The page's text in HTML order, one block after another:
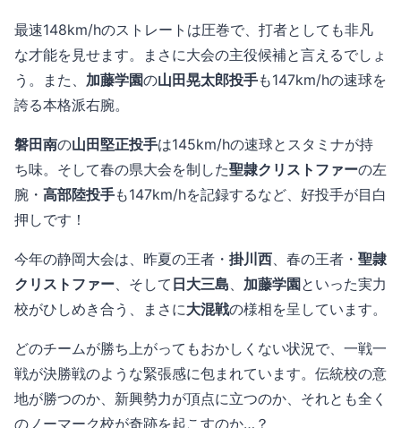
最速148km/hのストレートは圧巻で、打者としても非凡
な才能を見せます。まさに大会の主役候補と言えるでしょ
う。また、 加藤学園の山田晃太郎投手も147km/hの速球を
誇る本格派右腕。
磐田南の山田堅正投手は145km/hの速球とスタミナが持
ち味。そして春の県大会を制した聖隷クリストファーの左
腕・ 高部陸投手も147km/hを記録するなど、好投手が目白
押しです！
今年の静岡大会は、昨夏の王者・ 掛川西 、春の王者・ 聖隷
クリストファー 、そして 日大三島 加藤学園といった実力
校がひしめき合う、まさに大混戦の様相を呈しています。
どのチームが勝ち上がってもおかしくない状況で、一戦一
戦が決勝戦のような緊張感に包まれています。伝統校の意
地が勝つのか、新興勢力が頂点に立つのか、それとも全く
のノーマーク校が奇跡を起こすのか…？